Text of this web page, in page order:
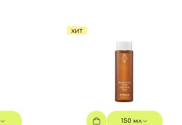
ХИТ
150 мл